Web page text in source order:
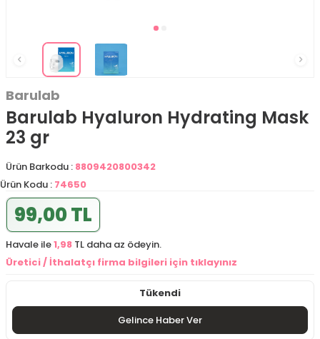
Barulab
Barulab Hyaluron Hydrating Mask
23 gr
Ürün Barkodu : 8809420800342
Ürün Kodu : 74650
99,00 TL
Havale ile1,98 TL daha az ödeyin.
Üretici / İthalatçı firma bilgileri için tıklayınız
Tükendi
Gelince Haber Ver